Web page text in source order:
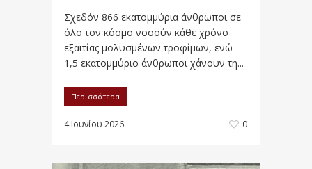
Σχεδόν 866 εκατομμύρια άνθρωποι σε
όλο τον κόσμο νοσούν κάθε χρόνο
εξαιτίας μολυσμένων τροφίμων, ενώ
1,5 εκατομμύριο άνθρωποι χάνουν τη...
Περισσότερα
4 Ιουνίου 2026 0